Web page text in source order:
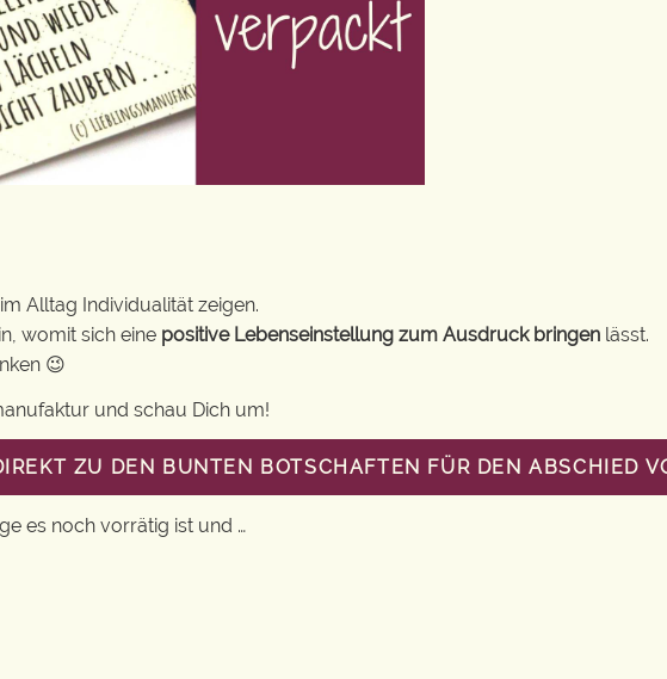
Alltag Individualität zeigen.
womit sich eine positive Lebenseinstellung zum Ausdruck bringen lässt.
😉
und schau Dich um!
ZU DEN BUNTEN BOTSCHAFTEN FÜR DEN ABSCHIED
es noch vorrätig ist und …